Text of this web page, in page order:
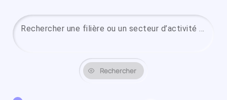
Rechercher